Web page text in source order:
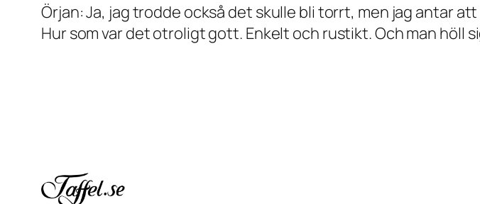
Örjan: Ja, jag trodde också det skulle bli torrt, men jag antar
Hur som var det otroligt gott. Enkelt och rustikt. Och man höll